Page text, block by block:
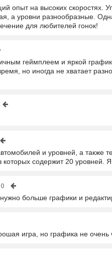
опыт на высоких скоростях.
а уровни разнообразные.
для любителей гонок!
геймплеем и яркой
но иногда не хватает
и уровней, а также
которых содержит 20 уровней.
больше графики и
игра, но графика не очень